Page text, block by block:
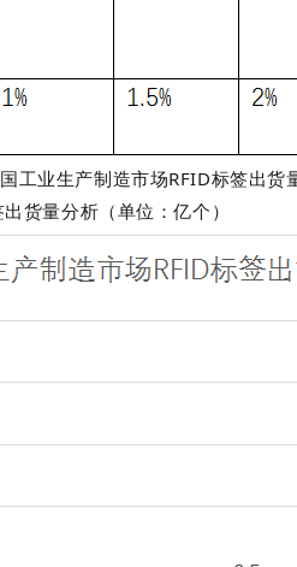
工业生产制造市场RFID标签出货
货量分析（单位：亿个）